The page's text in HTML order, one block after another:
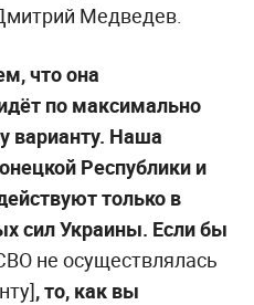
Медведев.
что она
по максимально
варианту. Наша
Республики и
только в
сил Украины. Если бы
не осуществлялась
, то, как вы